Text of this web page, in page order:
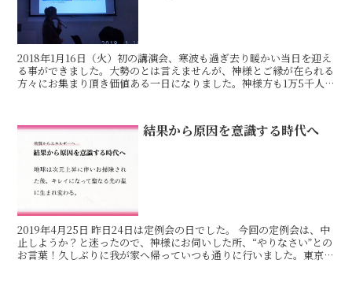
2018年1月16日（火）初の講演会、寒波も過ぎ去り暖かい当日を迎え
る事ができました。大勢のとは言えませんが、神様とご縁が在られる
方々にお集まり頂き価値ある一日になりました。神様方も1万5千人
結果から原因を意識する時代へ
2019年4月25日 昨日24日は定例会の日でした。 今回の定例会は、中
止しようか？と迷ったので、神様にお伺いした所、“やりなさい”との
お言葉！久しぶりに我が家へ帰っていつも通りに行いました。東京か